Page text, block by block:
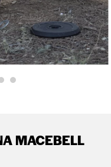
MACEBELL